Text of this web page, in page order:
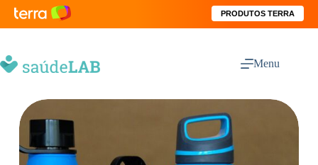
PRODUTOS TERRA
Menu